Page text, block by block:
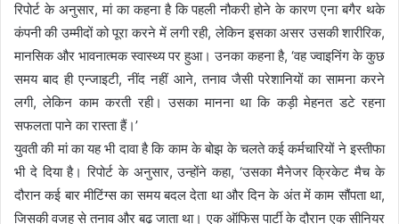
रिपोर्ट के अनुसार, मां का कहना है कि पहली नौकरी होने के कारण एना बगैर थके
कंपनी की उम्मीदों को पूरा करने में लगी रही, लेकिन इसका असर उसकी शारीरिक,
मानसिक और भावनात्मक स्वास्थ्य पर हुआ। उनका कहना है, ‘वह ज्वाइनिंग के कुछ
समय बाद ही एन्जाइटी, नींद नहीं आने, तनाव जैसी परेशानियों का सामना करने
लगी, लेकिन काम करती रही। उसका मानना था कि कड़ी मेहनत डटे रहना
सफलता पाने का रास्ता हैं।’
युवती की मां का यह भी दावा है कि काम के बोझ के चलते कई कर्मचारियों ने इस्तीफा
भी दे दिया है। रिपोर्ट के अनुसार, उन्होंने कहा, ‘उसका मैनेजर क्रिकेट मैच के
दौरान कई बार मीटिंग्स का समय बदल देता था और दिन के अंत में काम सौंपता था,
जिसकी वजह से तनाव और बढ़ जाता था। एक ऑफिस पार्टी के दौरान एक सीनियर